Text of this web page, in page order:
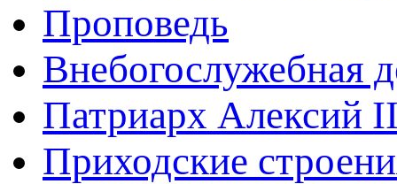
Проповедь
Внебогослужебная
Патриарх Алексий
Приходские